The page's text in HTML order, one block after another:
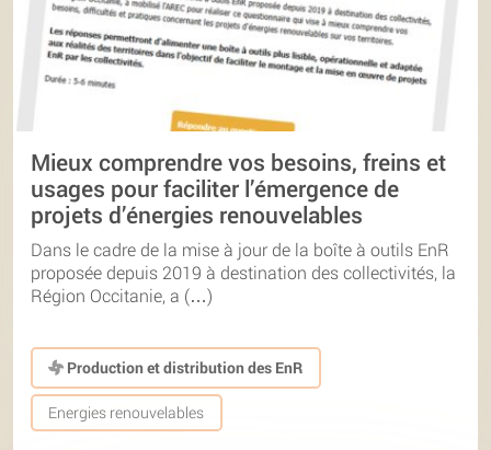
Mieux comprendre vos besoins, freins et
usages pour faciliter l’émergence de
projets d’énergies renouvelables
Dans le cadre de la mise à jour de la boîte à outils EnR
proposée depuis 2019 à destination des collectivités, la
Région Occitanie, a (…)
Production et distribution des EnR
Energies renouvelables